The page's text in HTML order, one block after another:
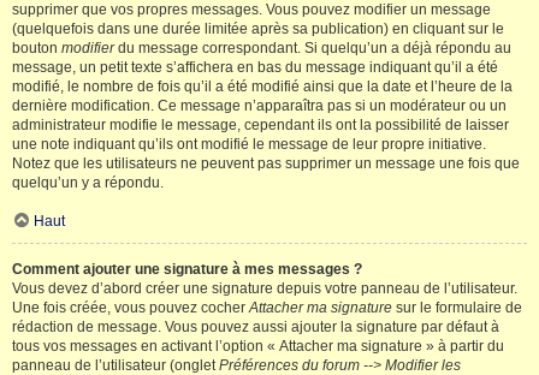
supprimer que vos propres messages. Vous pouvez modifier un message
(quelquefois dans une durée limitée après sa publication) en cliquant sur le
bouton modifierdu message correspondant. Si quelqu’un a déjà répondu au
message, un petit texte s’affichera en bas du message indiquant qu’il a été
modifié, le nombre de fois qu’il a été modifié ainsi que la date et l’heure de la
dernière modification. Ce message n’apparaîtra pas si un modérateur ou un
administrateur modifie le message, cependant ils ont la possibilité de laisser
une note indiquant qu’ils ont modifié le message de leur propre initiative.
Notez que les utilisateurs ne peuvent pas supprimer un message une fois que
quelqu’un y a répondu.
Haut
Comment ajouter une signature à mes messages ?
Vous devez d’abord créer une signature depuis votre panneau de l’utilisateur.
Une fois créée, vous pouvez cocherAttacher ma signature sur le formulaire de
rédaction de message. Vous pouvez aussi ajouter la signature par défaut à
tous vos messages en activant l’option « Attacher ma signature » à partir du
panneau de l’utilisateur (ongletPréférences du forum --> Modifier les